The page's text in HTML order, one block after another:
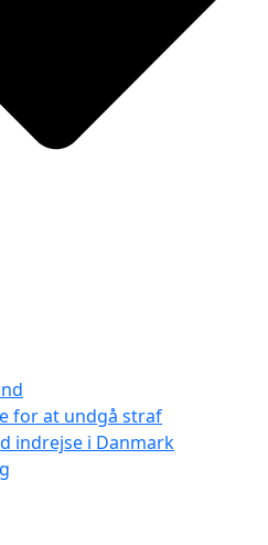
for at undgå straf
indrejse i Danmark